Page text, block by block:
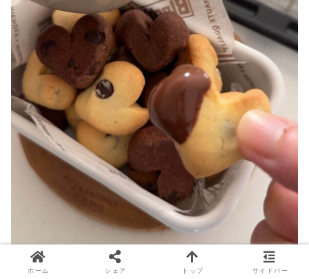
ホーム シェア トップ サイドバー